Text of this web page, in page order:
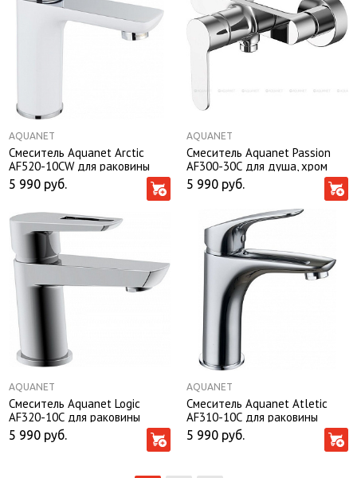
AQUANET
Смеситель Aquanet Arctic
AF520-10СW для раковины
5 990 руб.
AQUANET
Смеситель Aquanet Passion
AF300-30С для душа, хром
5 990 руб.
AQUANET
Смеситель Aquanet Logic
AF320-10С для раковины
5 990 руб.
AQUANET
Смеситель Aquanet Atletic
AF310-10С для раковины
5 990 руб.